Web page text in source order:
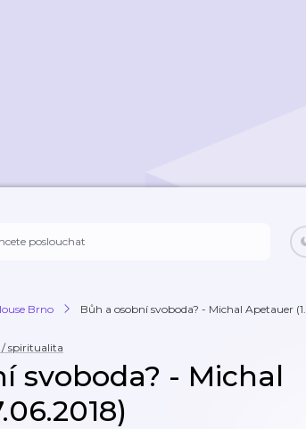
Brno Bůh a osobní svoboda? - Michal Apetauer (1...
/ spiritualita
svoboda? - Michal